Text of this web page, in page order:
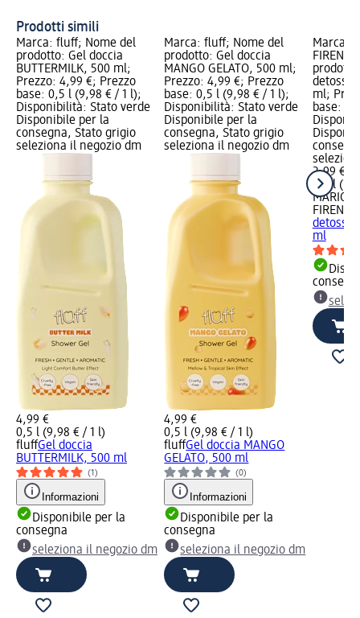
Prodotti simili
Marca: fluff; Nome del
prodotto: Gel doccia
BUTTERMILK, 500 ml;
Prezzo: 4,99 €; Prezzo
base: 0,5 l (9,98 € / 1 l);
Disponibilità: Stato verde
Disponibile per la
consegna, Stato grigio
seleziona il negozio dm
4,99 €
0,5 l (9,98 € / 1 l)
fluffGel doccia
BUTTERMILK, 500 ml
(1)
Informazioni
Disponibile per la
consegna
seleziona il negozio dm
Marca: fluff; Nome del
prodotto: Gel doccia
MANGO GELATO, 500 ml;
Prezzo: 4,99 €; Prezzo
base: 0,5 l (9,98 € / 1 l);
Disponibilità: Stato verde
Disponibile per la
consegna, Stato grigio
seleziona il negozio dm
4,99 €
0,5 l (9,98 € / 1 l)
fluffGel doccia MANGO
GELATO, 500 ml
(0)
Informazioni
Disponibile per la
consegna
seleziona il negozio dm
Marca:
ml;
base:
2,99 €
0,2 l
MARIO
FIRENZE
ml